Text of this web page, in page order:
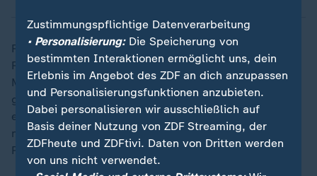
Rutte sagte dem US-Sender Fox News, man sei am
Rande des Weltwirtschaftsforums in Davos am
Mittwoch übereingekommen, dass die Arktisregion
gemeinsam geschützt werden müsse. Er halte das für
ein "sehr gutes Ergebnis" und schob nach: "Es gibt
noch viel zu tun." Weitere Details zu dem
Rahmenvertrag blieben zunächst unklar.
Zustimmungspflichtige Datenverarbeitung
• Personalisierung:Die Speicherung von
bestimmten Interaktionen ermöglicht uns, dein
Erlebnis im Angebot des ZDF an dich anzupassen
und Personalisierungsfunktionen anzubieten.
Dabei personalisieren wir ausschließlich auf
Basis deiner Nutzung von ZDF Streaming, der
ZDFheute und ZDFtivi. Daten von Dritten werden
von uns nicht verwendet.